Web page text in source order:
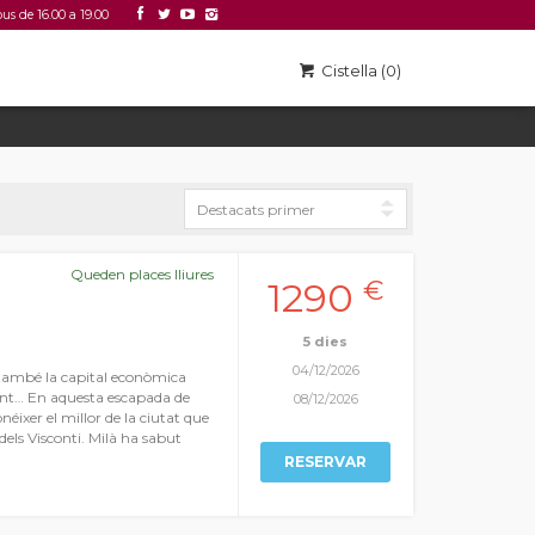
de 16.00 a 19.00
Cistella (0)
Queden places lliures
la capital econòmica
En aquesta escapada de
el millor de la ciutat que
Visconti. Milà ha sabut
centre visitant els indrets
de pedra que ocupa
1290€
5 dies
04/12/2026
08/12/2026
RESERVAR